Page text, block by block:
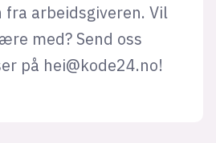
fra arbeidsgiveren. Vil
med? Send oss
på hei@kode24.no!